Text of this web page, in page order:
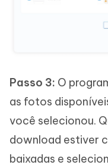
Passo 3: O
as fotos
você selecionou.
download estiver
baixadas e